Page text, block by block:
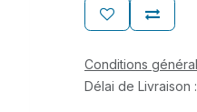
Conditions
Délai de Livraison